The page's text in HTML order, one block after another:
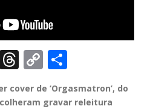
Facebook
Threads
Copy
Link
cover de ‘Orgasmatron’, do
gravar releitura